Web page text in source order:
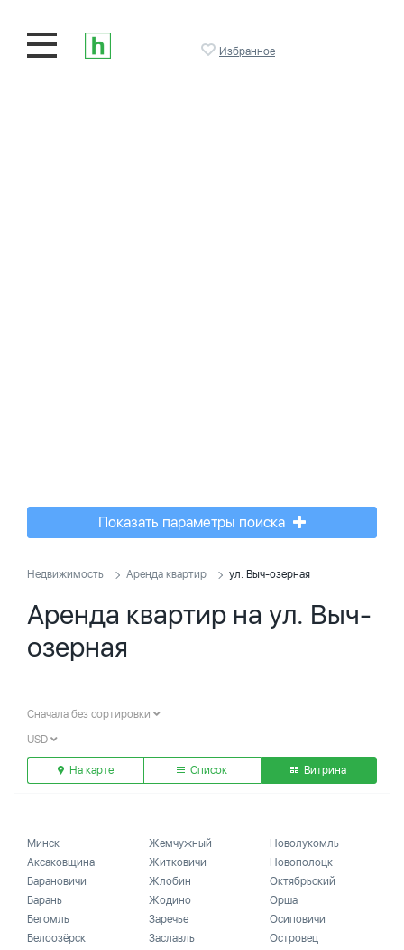
Избранное
Показать параметры поиска
Недвижимость Аренда квартир ул. Выч-озерная
Аренда квартир на ул. Выч-
озерная
Сначала без сортировки
USD
На карте Список Витрина
Минск
Аксаковщина
Барановичи
Барань
Бегомль
Белоозёрск
Жемчужный
Житковичи
Жлобин
Жодино
Заречье
Заславль
Новолукомль
Новополоцк
Октябрьский
Орша
Осиповичи
Островец